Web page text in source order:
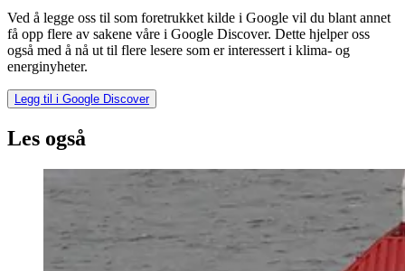
Ved å legge oss til som foretrukket kilde i Google vil du blant annet
få opp flere av sakene våre i Google Discover. Dette hjelper oss
også med å nå ut til flere lesere som er interessert i klima- og
energinyheter.
Legg til i Google Discover
Les også